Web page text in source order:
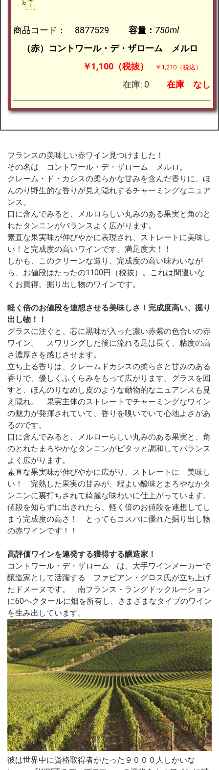
商品コード： 8877529 容量： 750ml
（赤）コントワール・デ・ザローム メルロ
￥1,100（税抜）
￥1,210（税込）
在庫: 0 在庫 なし
フランスの美味しい赤ワイン見つけました！
その名は コントワール・デ・ザローム メルロ。
クレーム・ド・カシスの柔らかな甘みを含んだ香りに、ほ
んのり野生的な香りが見え隠れするチャーミングなニュア
ンス。
口に含んでみると、メルロらしい丸みのある果実と角のと
れたタンニンがバランスよく広がります。
素直な果実味が伸びやかに表現され、ストレートに美味し
い！と完成度の高いワインです。満足度大！！
しかも、このクリーンな造り、完成度の高い味わいなが
ら、お値段はたったの1100円（税抜）。これは間違いな
くお買得。掘り出し物のワインです。
軽く倍のお値段を連想させる美味しさ！完成度高い、掘り
出し物！！
グラスに注ぐと、芯に黒味が入った濃い赤紫の色合いの赤
ワイン。 スワリングした後に流れる足は長く、粘度の高
さ濃厚さを感じさせます。
立ち上る香りは、クレームドカシスの柔らさと甘みのある
香りで、優しくふくらみをもって広がります。グラスを回
すと、ほんのりなめし皮のような動物的なニュアンスも見
え隠れ。 果実主体のストレートでチャーミングなワイン
の魅力が発揮されていて、香りを嗅いでいて心地よさがあ
るのです。
口に含んでみると、メルローらしい丸みのある果実と、角
のとれたまろやかなタンニンがピタッと調和してバランス
よく広がります。
素直な果実味が伸びやかに広がり、ストレートに 美味し
い！ 完熟した果実の甘みが、程よい酸味とまろやなかタ
ンニンに裏打ちされて綺麗な味わいに仕上がっています。
値段を知らずに出されたら、軽く倍のお値段を連想してし
まう完成度の高さ！ とってもコスパに優れた掘り出し物
の赤ワインです！！
高評価ワインを連発する獲得する醸造家！
コントワール・デ・ザローム は、大手ワインメーカーで
醸造家として活躍する ファビアン・グロス氏が立ち上げ
たドメーヌです。 南フランス・ラングドックルーション
に60ヘクタールに畑を所有し、さまざまなタイプのワイン
を生み出しています。
彼は世界中に資格取得者がたった９０００人しかいな